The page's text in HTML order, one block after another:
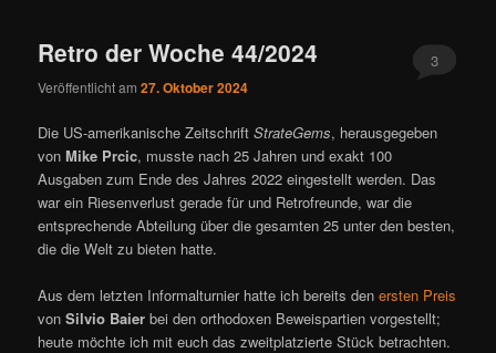
Retro der Woche 44/2024
Veröffentlicht am27. Oktober 2024
3
Die US-amerikanische ZeitschriftStrateGems, herausgegeben
vonMike Prcic, musste nach 25 Jahren und exakt 100
Ausgaben zum Ende des Jahres 2022 eingestellt werden. Das
war ein Riesenverlust gerade für und Retrofreunde, war die
entsprechende Abteilung über die gesamten 25 unter den besten,
die die Welt zu bieten hatte.
Aus dem letzten Informalturnier hatte ich bereits denersten Preis
vonSilvio Baier bei den orthodoxen Beweispartien vorgestellt;
heute möchte ich mit euch das zweitplatzierte Stück betrachten.